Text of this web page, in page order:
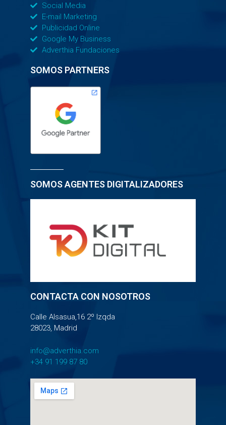
Social Media
E-mail Marketing
Publicidad Online
Google My Business
Adverthia Fundaciones
SOMOS PARTNERS
SOMOS AGENTES DIGITALIZADORES
CONTACTA CON NOSOTROS
Calle Alsasua,16 2º Izqda
28023, Madrid
info@adverthia.com
+34 91 199 87 80